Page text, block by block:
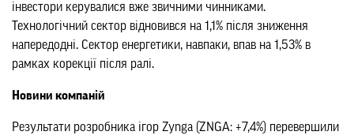
інвестори керувалися вже звичними чинниками.
Технологічний сектор відновився на 1,1% після зниження
напередодні. Сектор енергетики, навпаки, впав на 1,53% в
рамках корекції після ралі.
Новини компаній
Результати розробника ігор Zynga (ZNGA: +7,4%) перевершили